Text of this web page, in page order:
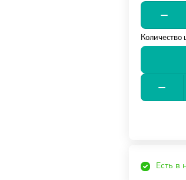
Количество
Есть в